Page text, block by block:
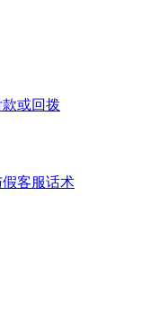
或回拨
客服话术